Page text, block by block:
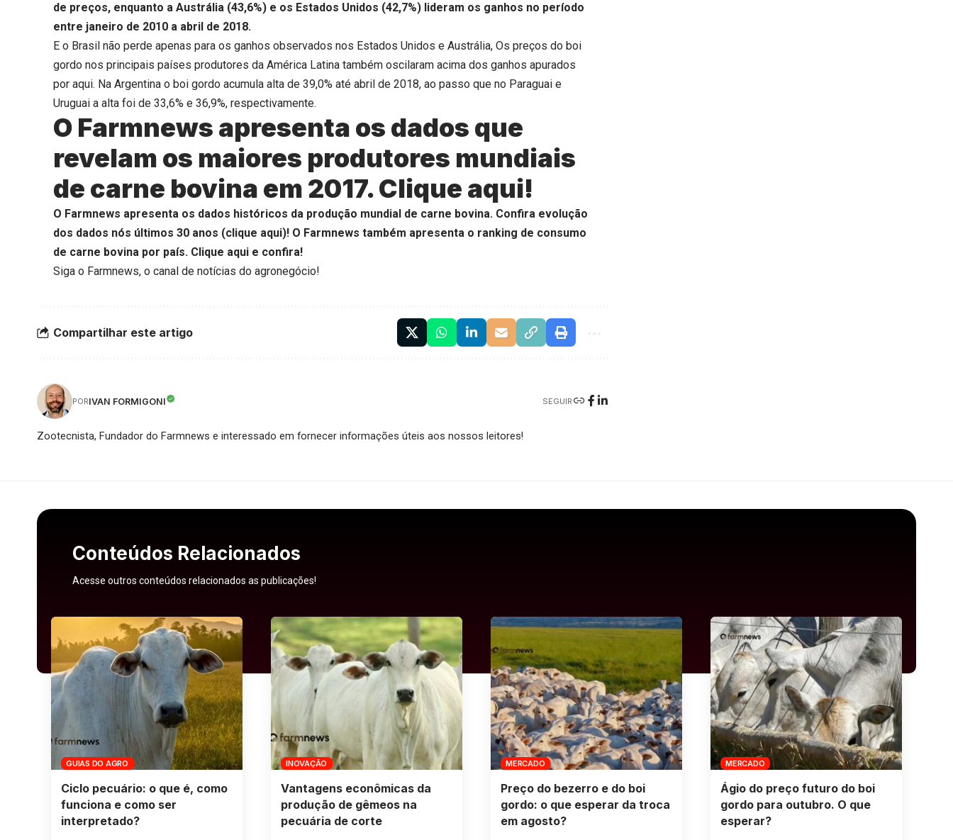
de preços, enquanto a Austrália (43,6%) e os Estados Unidos (42,7%) lideram os ganhos no período
entre janeiro de 2010 a abril de 2018.
E o Brasil não perde apenas para os ganhos observados nos Estados Unidos e Austrália, Os preços do boi
gordo nos principais países produtores da América Latina também oscilaram acima dos ganhos apurados
por aqui. Na Argentina o boi gordo acumula alta de 39,0% até abril de 2018, ao passo que no Paraguai e
Uruguai a alta foi de 33,6% e 36,9%, respectivamente.
O Farmnews apresenta os dados que
revelam os maiores produtores mundiais
de carne bovina em 2017.Clique aqui!
O Farmnews apresenta os dados históricos da produção mundial de carne bovina. Confira evolução
dos dados nós últimos 30 anos (clique aqui)! O Farmnews também apresenta o ranking de consumo
de carne bovina por país. Clique aqui e confira!
Siga o Farmnews, o canal de notícias do agronegócio!
Compartilhar este artigo
PORIVAN FORMIGONI SEGUIR
Zootecnista, Fundador do Farmnews e interessado em fornecer informações úteis aos nossos leitores!
Conteúdos Relacionados
Acesse outros conteúdos relacionados as publicações!
GUIAS DO AGRO
Ciclo pecuário: o que é, como
funciona e como ser
interpretado?
INOVAÇÃO
Vantagens econômicas da
produção de gêmeos na
pecuária de corte
MERCADO
Preço do bezerro e do boi
gordo: o que esperar da troca
em agosto?
MERCADO
Ágio do preço futuro do boi
gordo para outubro. O que
esperar?